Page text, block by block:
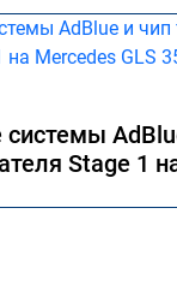
Stage 1